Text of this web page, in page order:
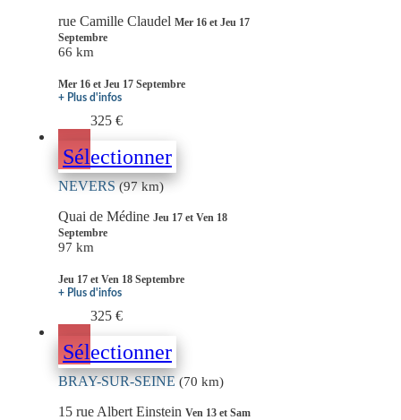
rue Camille Claudel Mer 16 et Jeu 17
Septembre
66 km
Mer 16 et Jeu 17 Septembre
+ Plus d'infos
325 €
Sélectionner
NEVERS(97 km)
Quai de Médine Jeu 17 et Ven 18
Septembre
97 km
Jeu 17 et Ven 18 Septembre
+ Plus d'infos
325 €
Sélectionner
BRAY-SUR-SEINE (70 km)
15 rue Albert Einstein Ven 13 et Sam